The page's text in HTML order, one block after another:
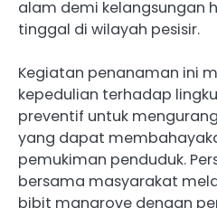
alam demi kelangsungan
tinggal di wilayah pesisir.
Kegiatan penanaman ini
kepedulian terhadap
preventif untuk
yang dapat
pemukiman penduduk.
bersama masyarakat
bibit mangrove dengan